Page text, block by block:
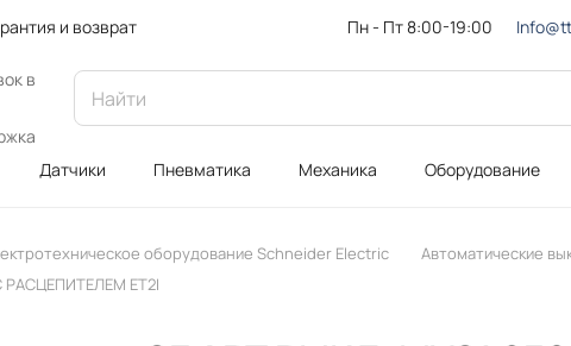
и возврат Пн - Пт 8:00-19:00
в
Датчики Пневматика Механика Оборудование
оборудование Schneider Electric
Автоматические
РАСЦЕПИТЕЛЕМ ET2I